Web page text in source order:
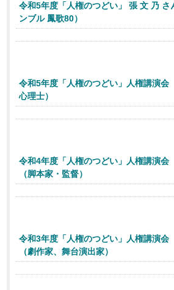
令和5年度「人権のつどい」 張 文 乃 さ
ンブル 鳳歌80）
令和5年度「人権のつどい」人権講演
心理士）
令和4年度「人権のつどい」人権講演
（脚本家・監督）
令和3年度「人権のつどい」人権講演
（劇作家、舞台演出家）